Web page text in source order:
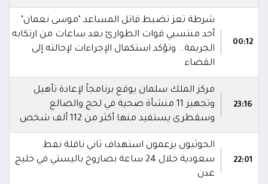
00:12
شرطة تعز تضبط قاتل المساعد "موسى نعمان"
أحد منتسبي قوات الطوارئ بعد ساعات من ارتكابه
الجريمة.. وتؤكد استكمال الإجراءات لإحالته إلى
القضاء
23:16
مركز الملك سلمان يوقع برنامجاً لإعادة تأهيل
وتجهيز 11 منشأة صحية في لحج والضالع
وسقطرى يستفيد منها أكثر من 112 ألف شخص
22:01
الحوثيون يزعمون استهداف ثاني ناقلة نفط
سعودية خلال 24 ساعة بصاروخ باليستي في خليج
عدن